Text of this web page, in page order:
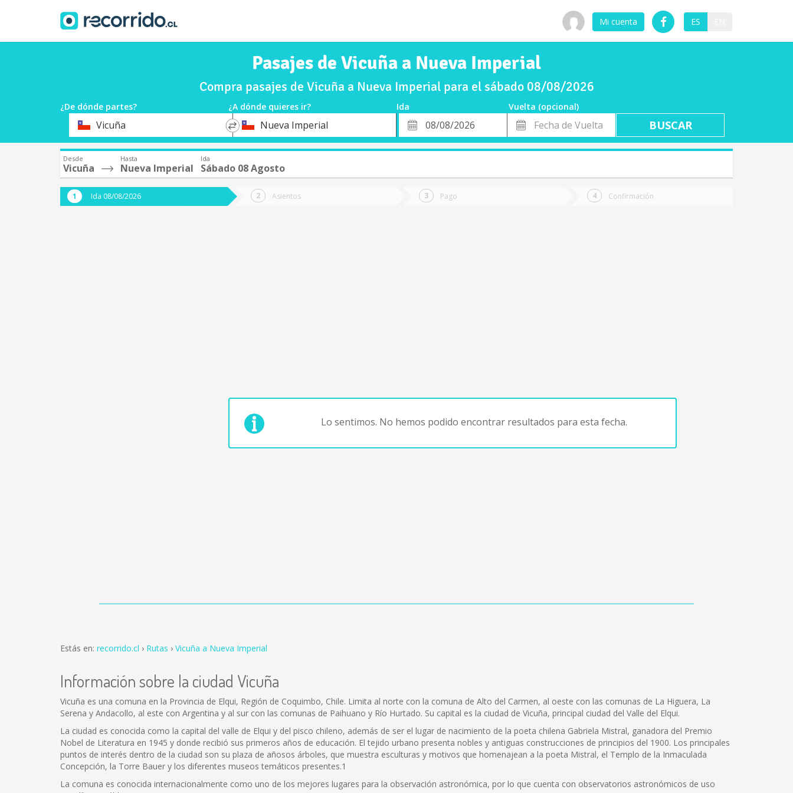
Mi cuenta ES
Pasajes de Vicuña a Nueva Imperial
Compra pasajes de Vicuña a Nueva Imperial para el sábado 08/08/2026
¿De dónde partes? ¿A dónde quieres ir? Ida
Vuelta (opcional)
Origen Vicuña
*
DestinoNueva Imperial
Fecha
de
Fecha
de
Vuelta
Desde
Vicuña
Hasta
Nueva Imperial
Ida
Sábado 08 Agosto
Ida 08/08/2026 Asientos Pago Confirmación
Lo sentimos. No hemos podido encontrar resultados para esta fecha.
Estás en: recorrido.cl Rutas Vicuña a Nueva Imperial
Información sobre la ciudad Vicuña
Vicuña es una comuna en la Provincia de Elqui, Región de Coquimbo, Chile. Limita al norte con la comuna de Alto del Carmen, al oeste con las comunas de La Higuera, La
Serena y Andacollo, al este con Argentina y al sur con las comunas de Paihuano y Río Hurtado. Su capital es la ciudad de Vicuña, principal ciudad del Valle del Elqui.
La ciudad es conocida como la capital del valle de Elqui y del pisco chileno, además de ser el lugar de nacimiento de la poeta chilena Gabriela Mistral, ganadora del Premio
Nobel de Literatura en 1945 y donde recibió sus primeros años de educación. El tejido urbano presenta nobles y antiguas construcciones de principios del 1900. Los principales
puntos de interés dentro de la ciudad son su plaza de añosos árboles, que muestra esculturas y motivos que homenajean a la poeta Mistral, el Templo de la Inmaculada
Concepción, la Torre Bauer y los diferentes museos temáticos presentes.1
La comuna es conocida internacionalmente como uno de los mejores lugares para la observación astronómica, por lo que cuenta con observatorios astronómicos de uso